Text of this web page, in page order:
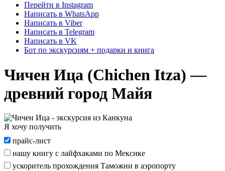
Перейти в Instagram
Написать в WhatsApp
Написать в Viber
Написать в Telegram
Написать в VK
Бот по экскурсиям + подарки и книга
Чичен Ица (Chichen Itza) —
древний город Майя
Я хочу получить
Я
хочу
получить:
прайс-лист
нашу книгу с лайфхаками по Мексике
ускоритель прохождения Таможни в аэропорту